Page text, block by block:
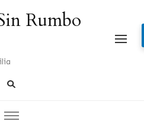
Rumbo